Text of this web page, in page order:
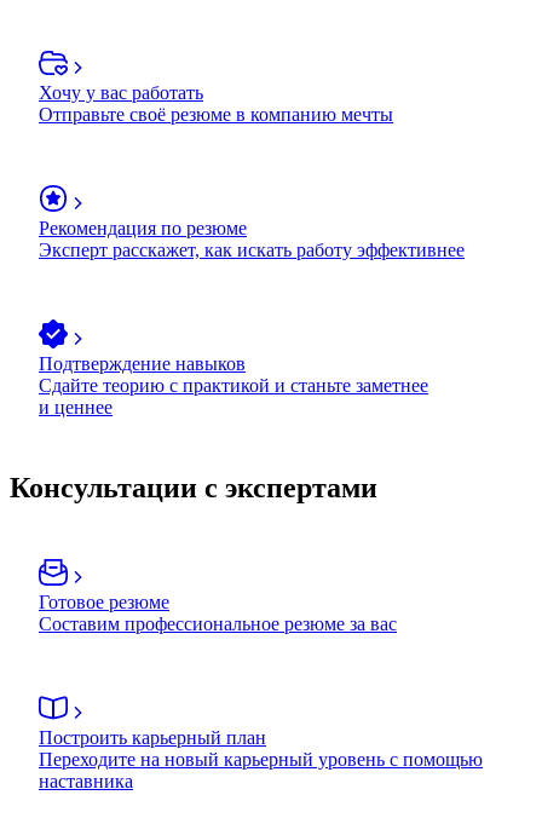
Хочу у вас работать
Отправьте своё резюме в компанию мечты
Рекомендация по резюме
Эксперт расскажет, как искать работу эффективнее
Подтверждение навыков
Сдайте теорию с практикой и станьте заметнее
и ценнее
Консультации с экспертами
Готовое резюме
Составим профессиональное резюме за вас
Построить карьерный план
Переходите на новый карьерный уровень с помощью
наставника